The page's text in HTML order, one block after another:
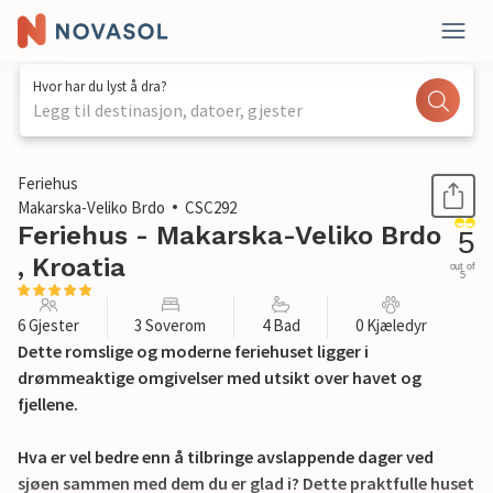
Hvor har du lyst å dra?
Legg til destinasjon, datoer, gjester
1 / 47
Feriehus
Makarska-Veliko Brdo
CSC292
Feriehus - Makarska-Veliko Brdo
, Kroatia
5
out of
5
6 Gjester 3 Soverom 4 Bad 0 Kjæledyr
Dette romslige og moderne feriehuset ligger i
drømmeaktige omgivelser med utsikt over havet og
fjellene.
Hva er vel bedre enn å tilbringe avslappende dager ved
sjøen sammen med dem du er glad i? Dette praktfulle huset